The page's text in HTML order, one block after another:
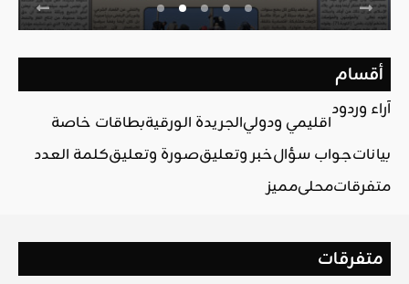
أقسام
آراء وردود
اقليمي ودوليالجريدة الورقيةبطاقات خاصة
بياناتجواب سؤالخبر وتعليقصورة وتعليقكلمة العدد
متفرقاتمحليمميز
متفرقات